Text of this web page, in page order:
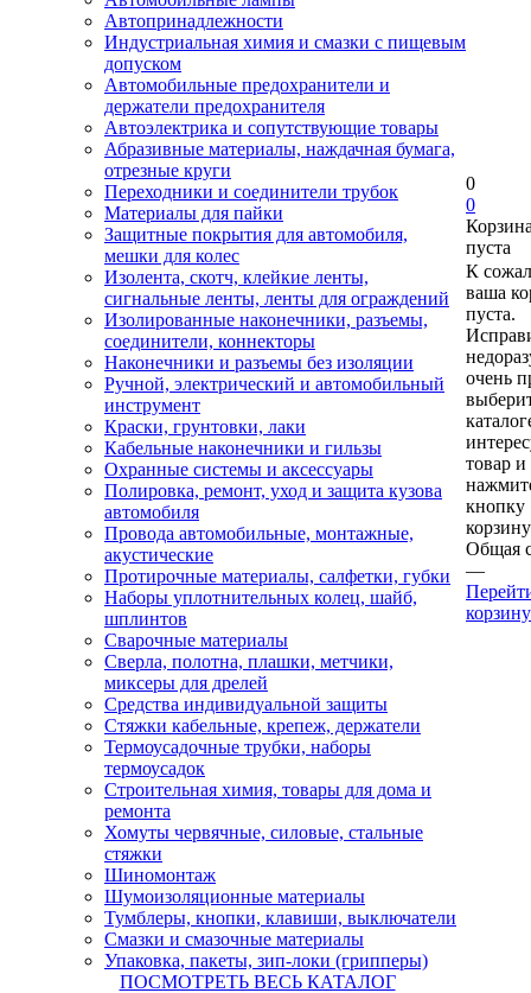
Автопринадлежности
Индустриальная химия и смазки с пищевым
допуском
Автомобильные предохранители и
держатели предохранителя
Автоэлектрика и сопутствующие товары
Абразивные материалы, наждачная бумага,
отрезные круги
Переходники и соединители трубок
Материалы для пайки
Защитные покрытия для автомобиля,
мешки для колес
Изолента, скотч, клейкие ленты,
сигнальные ленты, ленты для ограждений
Изолированные наконечники, разъемы,
соединители, коннекторы
Наконечники и разъемы без изоляции
Ручной, электрический и автомобильный
инструмент
Краски, грунтовки, лаки
Кабельные наконечники и гильзы
Охранные системы и аксессуары
Полировка, ремонт, уход и защита кузова
автомобиля
Провода автомобильные, монтажные,
акустические
Протирочные материалы, салфетки, губки
Наборы уплотнительных колец, шайб,
шплинтов
Сварочные материалы
Сверла, полотна, плашки, метчики,
миксеры для дрелей
Средства индивидуальной защиты
Стяжки кабельные, крепеж, держатели
Термоусадочные трубки, наборы
термоусадок
Строительная химия, товары для дома и
ремонта
Хомуты червячные, силовые, стальные
стяжки
Шиномонтаж
Шумоизоляционные материалы
Тумблеры, кнопки, клавиши, выключатели
Смазки и смазочные материалы
Упаковка, пакеты, зип-локи (грипперы)
ПОСМОТРЕТЬ ВЕСЬ КАТАЛОГ
0
0
пуста
К
ваша
пуста.
очень
товар и
кнопку
Общая
—
корзину